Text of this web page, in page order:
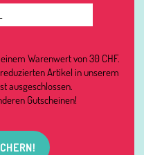
Warenwert von 30 CHF.
Artikel in unserem
ausgeschlossen.
Gutscheinen!